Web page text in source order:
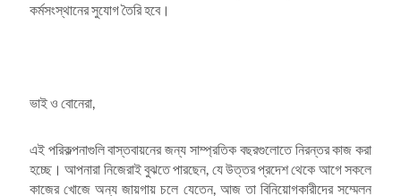
কর্মসংস্থানের সুযোগ তৈরি হবে।
ভাই ও বোনেরা,
এই পরিকল্পনাগুলি বাস্তবায়নের জন্য সাম্প্রতিক বছরগুলোতে নিরন্তর কাজ করা
হচ্ছে। আপনারা নিজেরাই বুঝতে পারছেন, যে উত্তর প্রদেশ থেকে আগে সকলে
কাজের খোজে অন্য জায়গায় চলে যেতেন, আজ তা বিনিয়োগকারীদের সম্মেলন